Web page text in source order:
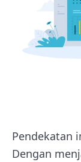
Pendekatan
Dengan